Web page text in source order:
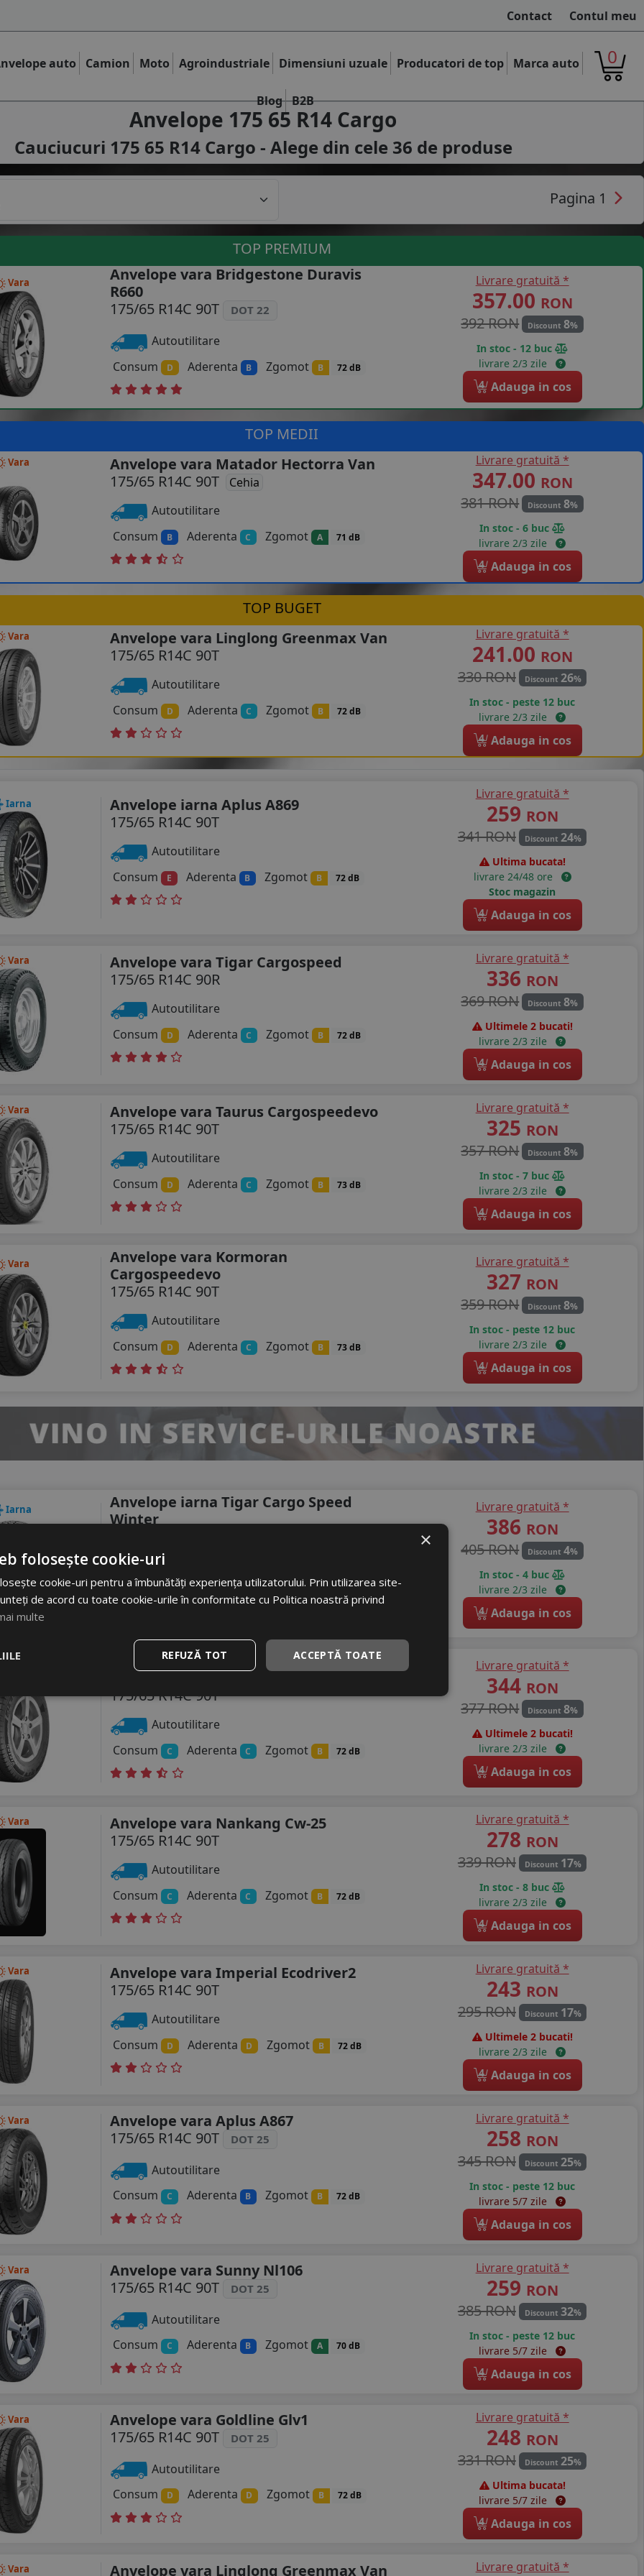
Contact Contul meu
auto Camion Moto Agroindustriale Dimensiuni uzuale Producatori de top Marca auto
Blog B2B
0
Anvelope 175 65 R14 Cargo
Cauciucuri 175 65 R14 Cargo - Alege din cele 36 de produse
Pagina 1
TOP PREMIUM
Vara
Anvelope vara Bridgestone Duravis
R660
175/65 R14C 90T
DOT 22
Autoutilitare
Consum
D Aderenta B Zgomot B 72 dB
Livrare gratuită *
357.00 RON
392 RON
Discount8%
In stoc - 12 buc
livrare 2/3 zile
4 Adauga in cos
TOP MEDII
Vara
Anvelope vara Matador Hectorra Van
175/65 R14C 90T
Cehia
Autoutilitare
Consum
B Aderenta C Zgomot A 71 dB
Livrare gratuită *
347.00 RON
381 RON
Discount8%
In stoc - 6 buc
livrare 2/3 zile
4 Adauga in cos
TOP BUGET
Vara
Anvelope vara Linglong Greenmax Van
175/65 R14C 90T
Autoutilitare
Consum
D Aderenta C Zgomot B 72 dB
Livrare gratuită *
241.00 RON
330 RON
Discount 26%
In stoc - peste 12 buc
livrare 2/3 zile
4 Adauga in cos
Iarna
Anvelope iarna Aplus A869
175/65 R14C 90T
Autoutilitare
Consum
E Aderenta B Zgomot B 72 dB
Livrare gratuită *
259 RON
341 RON
Discount 24%
Ultima bucata!
livrare 24/48 ore
Stoc magazin
4 Adauga in cos
Vara
Anvelope vara Tigar Cargospeed
175/65 R14C 90R
Autoutilitare
Consum
D Aderenta C Zgomot B 72 dB
Livrare gratuită *
336 RON
369 RON
Discount8%
Ultimele 2 bucati!
livrare 2/3 zile
4 Adauga in cos
Vara
Anvelope vara Taurus Cargospeedevo
175/65 R14C 90T
Autoutilitare
Consum
D Aderenta C Zgomot B 73 dB
Livrare gratuită *
325 RON
357 RON
Discount8%
In stoc - 7 buc
livrare 2/3 zile
4 Adauga in cos
Vara
Anvelope vara Kormoran
Cargospeedevo
175/65 R14C 90T
Autoutilitare
Consum
D Aderenta C Zgomot B 73 dB
Livrare gratuită *
327 RON
359 RON
Discount8%
In stoc - peste 12 buc
livrare 2/3 zile
4 Adauga in cos
Iarna
Anvelope iarna Tigar Cargo Speed
Winter
Autoutilitare
Consum
Aderenta Zgomot
Livrare gratuită *
386 RON
405 RON
Discount4%
In stoc - 4 buc
livrare 2/3 zile
4 Adauga in cos
Anvelope vara Viking Transtech
Newgen
175/65 R14C 90T
Autoutilitare
Consum
C Aderenta C Zgomot B 72 dB
Livrare gratuită *
344 RON
377 RON
Discount8%
Ultimele 2 bucati!
livrare 2/3 zile
4 Adauga in cos
Vara
Anvelope vara Nankang Cw-25
175/65 R14C 90T
Autoutilitare
Consum
C Aderenta C Zgomot B 72 dB
Livrare gratuită *
278 RON
339 RON
Discount 17%
In stoc - 8 buc
livrare 2/3 zile
4 Adauga in cos
Vara
Anvelope vara Imperial Ecodriver2
175/65 R14C 90T
Autoutilitare
Consum
D Aderenta D Zgomot B 72 dB
Livrare gratuită *
243 RON
295 RON
Discount 17%
Ultimele 2 bucati!
livrare 2/3 zile
4 Adauga in cos
Vara
Anvelope vara Aplus A867
175/65 R14C 90T
DOT 25
Autoutilitare
Consum
C Aderenta B Zgomot B 72 dB
Livrare gratuită *
258 RON
345 RON
Discount 25%
In stoc - peste 12 buc
livrare 5/7 zile
4 Adauga in cos
Vara
Anvelope vara Sunny Nl106
175/65 R14C 90T
DOT 25
Autoutilitare
Consum
C Aderenta B Zgomot A 70 dB
Livrare gratuită *
259 RON
385 RON
Discount 32%
In stoc - peste 12 buc
livrare 5/7 zile
4 Adauga in cos
Vara
Anvelope vara Goldline Glv1
175/65 R14C 90T
DOT 25
Autoutilitare
Consum
D Aderenta D Zgomot B 72 dB
Livrare gratuită *
248 RON
331 RON
Discount 25%
Ultima bucata!
livrare 5/7 zile
4 Adauga in cos
Vara Anvelope vara Linglong Greenmax Van Livrare gratuită *
×
folosește cookie-uri
cookie-uri pentru a îmbunătăți experiența utilizatorului. Prin utilizarea site-
de acord cu toate cookie-urile în conformitate cu Politica noastră privind
multe
ACCEPTĂ TOATE
REFUZĂ TOT